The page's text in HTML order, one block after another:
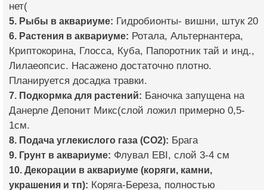
нет(
5. Рыбы в аквариуме: Гидробионты- вишни, штук 20
6. Растения в аквариуме: Ротала, Альтернантера,
Криптокорина, Глосса, Куба, Папоротник тай и инд.,
Лилаеопсис. Насажено достаточно плотно.
Планируется досадка травки.
7. Подкормка для растений: Баночка запущена на
Данерле Депонит Микс(слой ложил примерно 0,5-
1см.
8. Подача углекислого газа (CO2): Брага
9. Грунт в аквариуме: Флувал EBI, слой 3-4 см
10. Декорации в аквариуме (коряги, камни,
украшения и тп): Коряга-Береза, полностью